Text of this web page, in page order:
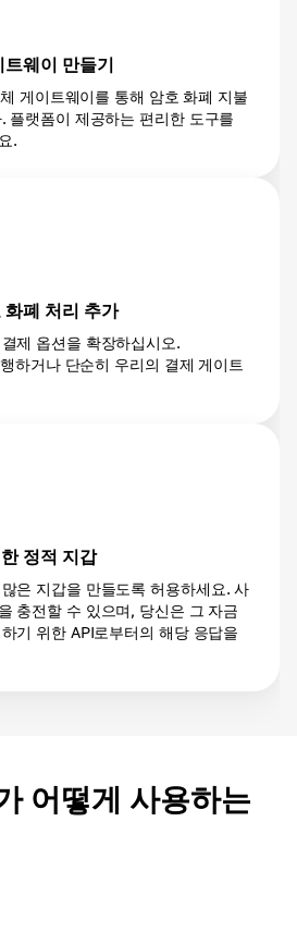
웨이 만들기
게이트웨이를 통해 암호 화폐 지불
플랫폼이 제공하는 편리한 도구를
.
폐 처리 추가
제 옵션을 확장하십시오.
하거나 단순히 우리의 결제 게이트
정적 지갑
은 지갑을 만들도록 허용하세요. 사
충전할 수 있으며, 당신은 그 자금
기 위한 API로부터의 해당 응답을
어떻게 사용하는